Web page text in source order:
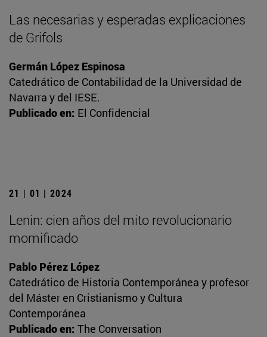
Las necesarias y esperadas explicaciones
de Grifols
Germán López Espinosa
Catedrático de Contabilidad de la Universidad de
Navarra y del IESE.
Publicado en: El Confidencial
21 | 01 | 2024
Lenin: cien años del mito revolucionario
momificado
Pablo Pérez López
Catedrático de Historia Contemporánea y profesor
del Máster en Cristianismo y Cultura
Contemporánea
Publicado en: The Conversation